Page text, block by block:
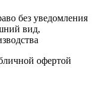
без уведомления
вид,
офертой